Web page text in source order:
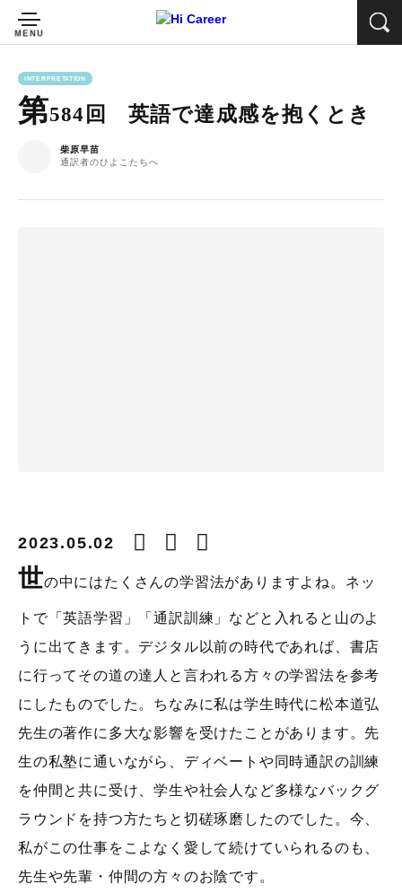
INTERPRETATION
第584回 英語で達成感を抱くとき
柴原早苗
通訳者のひよこたちへ
2023.05.02
世の中にはたくさんの学習法がありますよね。ネッ
トで「英語学習」「通訳訓練」などと入れると山のよ
うに出てきます。デジタル以前の時代であれば、書店
に行ってその道の達人と言われる方々の学習法を参考
にしたものでした。ちなみに私は学生時代に松本道弘
先生の著作に多大な影響を受けたことがあります。先
生の私塾に通いながら、ディベートや同時通訳の訓練
を仲間と共に受け、学生や社会人など多様なバックグ
ラウンドを持つ方たちと切磋琢磨したのでした。今、
私がこの仕事をこよなく愛して続けていられるのも、
先生や先輩・仲間の方々のお陰です。